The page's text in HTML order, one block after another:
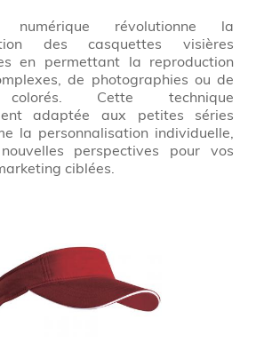
numérique révolutionne la
des casquettes visières
en permettant la reproduction
de photographies ou de
colorés. Cette technique
adaptée aux petites séries
la personnalisation individuelle,
perspectives pour vos
ciblées.